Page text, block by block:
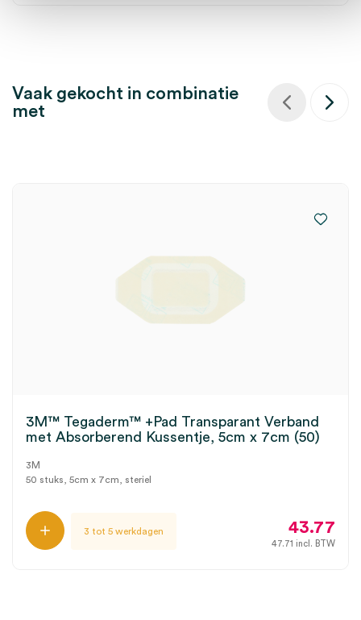
Vaak gekocht in combinatie
met
3M™ Tegaderm™ +Pad Transparant Verband
met Absorberend Kussentje, 5cm x 7cm (50)
3M
50 stuks, 5cm x 7cm, steriel
3 tot 5 werkdagen 43.77
47.71 incl. BTW